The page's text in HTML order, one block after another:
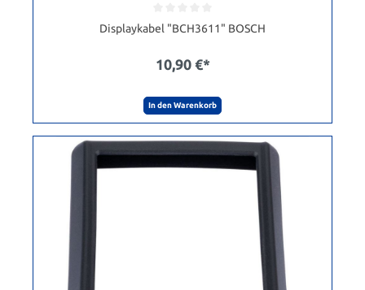
Displaykabel "BCH3611" BOSCH
10,90 €*
In den Warenkorb